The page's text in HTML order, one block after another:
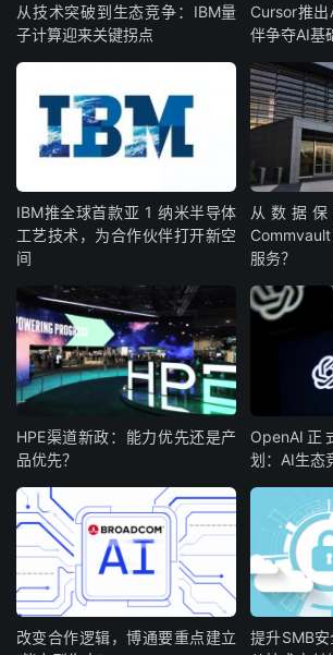
从技术突破到生态竞争：IBM量
子计算迎来关键拐点
Cursor推
伴争夺AI基
IBM‌推全球首款‌亚 1 纳米半导体
工艺技术，为合作伙伴打开新空
间
从数据
服务？
HPE渠道新政：能力优先还是产
品优先？
OpenAI
划：AI生态
改变合作逻辑，博通要重点建立
提升SMB